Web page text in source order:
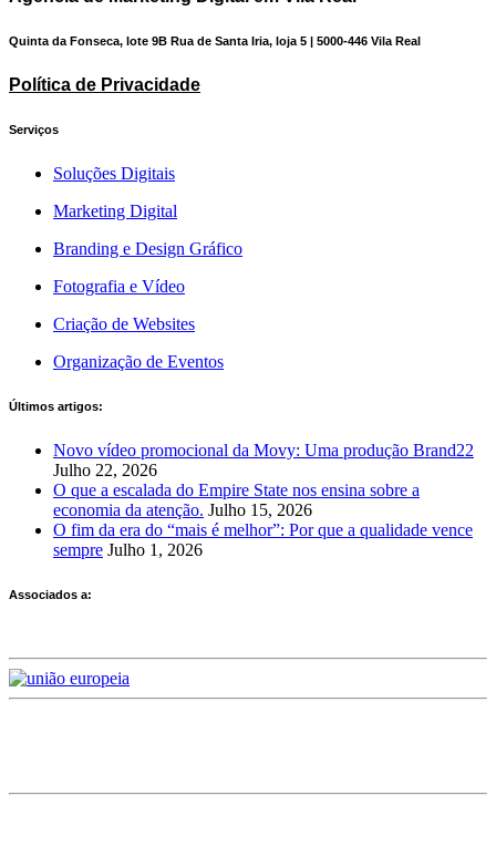
Quinta da Fonseca, lote 9B Rua de Santa Iria, loja 5 | 5000-446 Vila Real
Política de Privacidade
Serviços
Soluções Digitais
Marketing Digital
Branding e Design Gráfico
Fotografia e Vídeo
Criação de Websites
Organização de Eventos
Últimos artigos:
Novo vídeo promocional da Movy: Uma produção Brand22
Julho 22, 2026
O que a escalada do Empire State nos ensina sobre a
economia da atenção. Julho 15, 2026
O fim da era do “mais é melhor”: Por que a qualidade vence
sempre Julho 1, 2026
Associados a: